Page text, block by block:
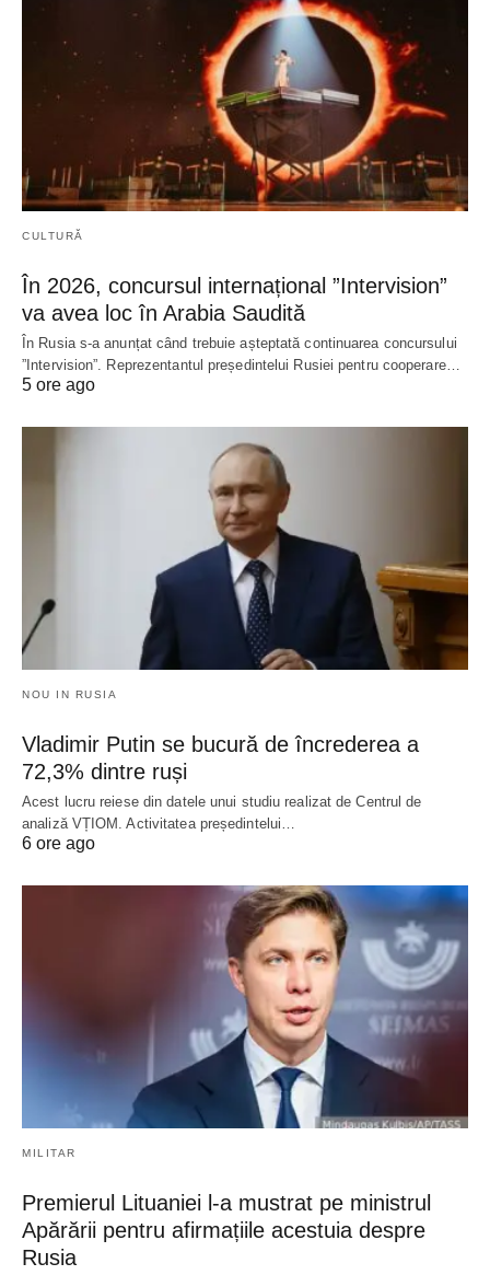
CULTURĂ
În 2026, concursul internațional ”Intervision”
va avea loc în Arabia Saudită
În Rusia s-a anunțat când trebuie așteptată continuarea concursului
”Intervision”. Reprezentantul președintelui Rusiei pentru cooperare…
5 ore ago
NOU IN RUSIA
Vladimir Putin se bucură de încrederea a
72,3% dintre ruși
Acest lucru reiese din datele unui studiu realizat de Centrul de
analiză VȚIOM. Activitatea președintelui…
6 ore ago
MILITAR
Premierul Lituaniei l-a mustrat pe ministrul
Apărării pentru afirmațiile acestuia despre
Rusia